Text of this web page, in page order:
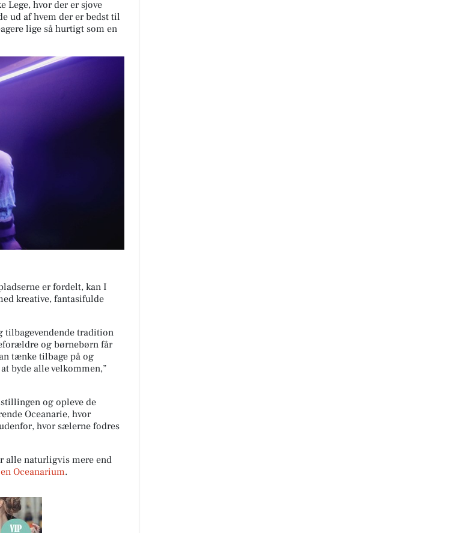
Lege, hvor der er sjove
ud af hvem der er bedst til
lige så hurtigt som en
er fordelt, kan I
kreative, fantasifulde
tilbagevendende tradition
og børnebørn får
tænke tilbage på og
byde alle velkommen,”
og opleve de
Oceanarie, hvor
hvor sælerne fodres
alle naturligvis mere end
Oceanarium.